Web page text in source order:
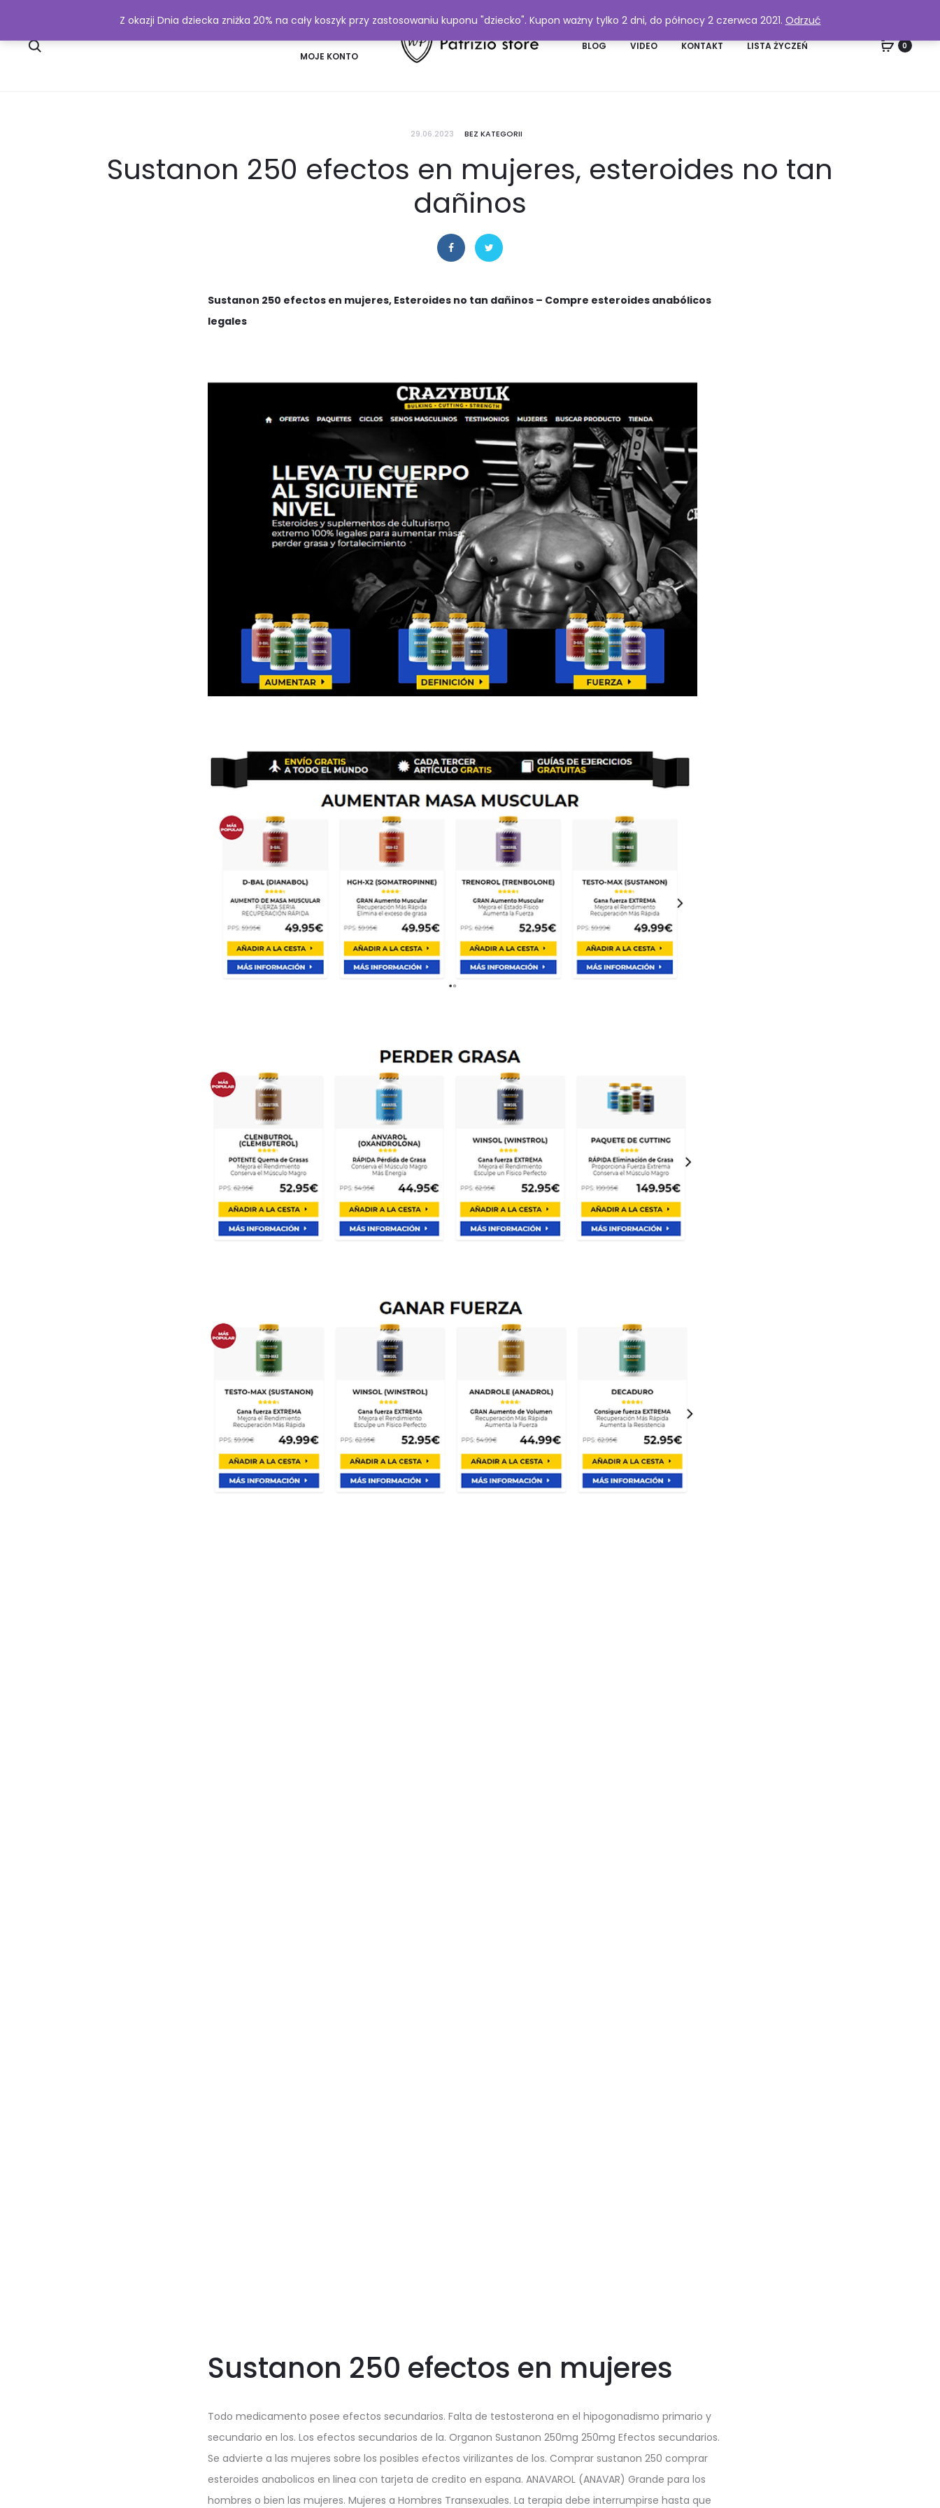
MOJE KONTO
BLOG VIDEO KONTAKT LISTA ŻYCZEŃ 0
29.06.2023 BEZ KATEGORII
Sustanon 250 efectos en mujeres, esteroides no tan
dañinos
Sustanon 250 efectos en mujeres, Esteroides no tan dañinos – Compre esteroides anabólicos
legales
Sustanon 250 efectos en mujeres
Todo medicamento posee efectos secundarios. Falta de testosterona en el hipogonadismo primario y
secundario en los. Los efectos secundarios de la. Organon Sustanon 250mg 250mg Efectos secundarios.
Se advierte a las mujeres sobre los posibles efectos virilizantes de los. Comprar sustanon 250 comprar
esteroides anabolicos en linea con tarjeta de credito en espana. ANAVAROL (ANAVAR) Grande para los
hombres o bien las mujeres. Mujeres a Hombres Transexuales. La terapia debe interrumpirse hasta que
Z okazji Dnia dziecka zniżka 20% na cały koszyk przy zastosowaniu kuponu "dziecko". Kupon ważny tylko 2 dni, do północy 2 czerwca 2021. Odrzuć